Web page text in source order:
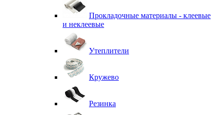
Прокладочные материалы - клеевые
и неклеевые
Утеплители
Кружево
Резинка